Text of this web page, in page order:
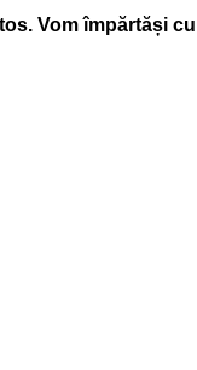
Vom împărtăși